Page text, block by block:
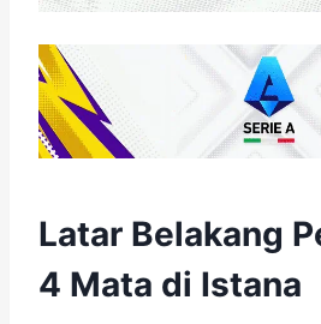
Latar Belakang
4 Mata di Istana